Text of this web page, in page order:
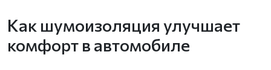
Как шумоизоляция улучшает
комфорт в автомобиле